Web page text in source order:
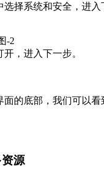
择系统和安全，进入
-2
，进入下一步。
面的底部，我们可以
源